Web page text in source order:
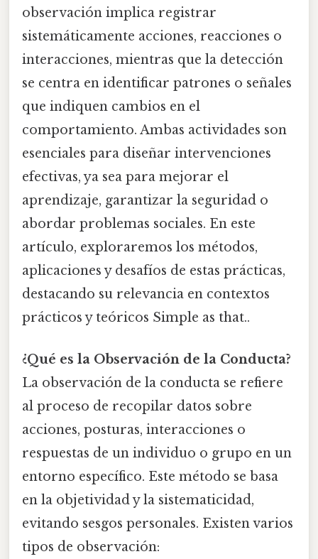
observación implica registrar
sistemáticamente acciones, reacciones o
interacciones, mientras que la detección
se centra en identificar patrones o señales
que indiquen cambios en el
comportamiento. Ambas actividades son
esenciales para diseñar intervenciones
efectivas, ya sea para mejorar el
aprendizaje, garantizar la seguridad o
abordar problemas sociales. En este
artículo, exploraremos los métodos,
aplicaciones y desafíos de estas prácticas,
destacando su relevancia en contextos
prácticos y teóricos Simple as that..
¿Qué es la Observación de la Conducta?
La observación de la conducta se refiere
al proceso de recopilar datos sobre
acciones, posturas, interacciones o
respuestas de un individuo o grupo en un
entorno específico. Este método se basa
en la objetividad y la sistematicidad,
evitando sesgos personales. Existen varios
tipos de observación: